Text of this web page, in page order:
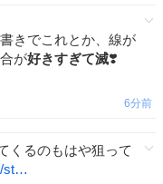
きでこれとか、線が
が好きすぎて滅❣️
6分前
くるのもはや狙って
st…